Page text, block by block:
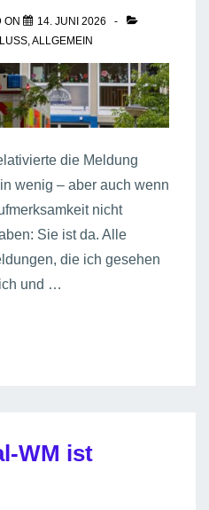
ON
14. JUNI 2026
,ALLGEMEIN
die Meldung
wenig – aber auch wenn
nicht
Sie ist da. Alle
die ich gesehen
und …
WM ist